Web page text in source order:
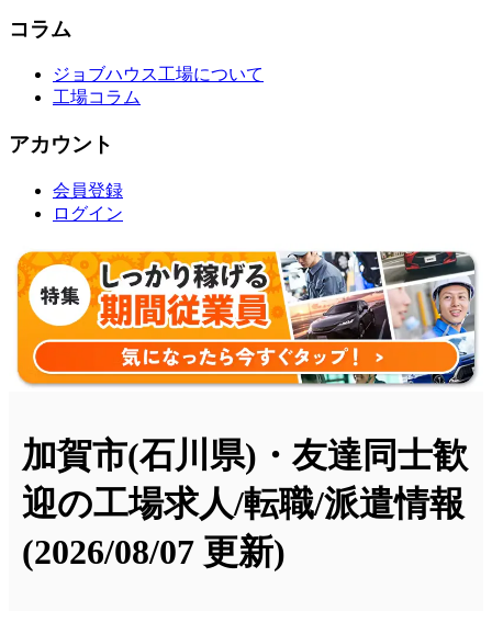
コラム
ジョブハウス工場について
工場コラム
アカウント
会員登録
ログイン
加賀市(石川県)・友達同士歓
迎の工場求人/転職/派遣情報
(2026/08/07 更新)